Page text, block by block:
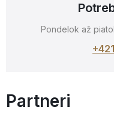
Pondelok až
Partneri